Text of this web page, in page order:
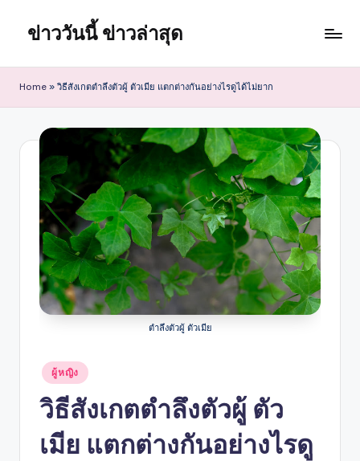
content
ข่าววันนี้ ข่าวล่าสุด
Home » วิธีสังเกตตำลึงตัวผู้ ตัวเมีย แตกต่างกันอย่างไรดูได้ไม่ยาก
ตําลึงตัวผู้ ตัวเมีย
Posted
in
ผู้หญิง
วิธีสังเกตตำลึงตัวผู้ ตัว
เมีย แตกต่างกันอย่างไรดู